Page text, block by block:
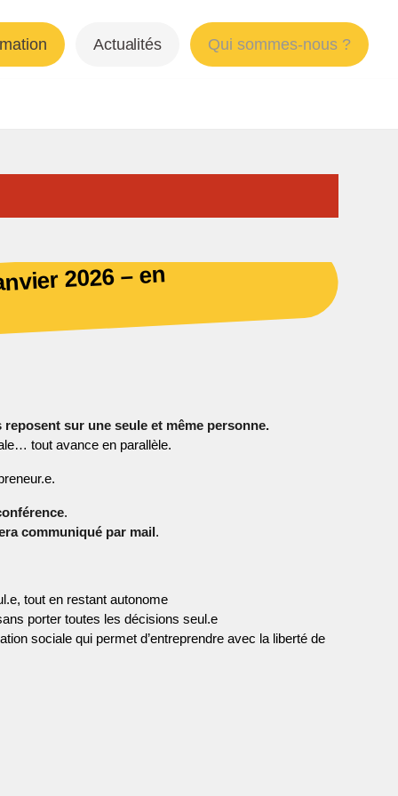
Actualités Qui sommes-nous ?
2026 – en
sur une seule et même personne.
tout avance en parallèle.
.
communiqué par mail.
tout en restant autonome
porter toutes les décisions seul.e
sociale qui permet d’entreprendre avec la liberté de